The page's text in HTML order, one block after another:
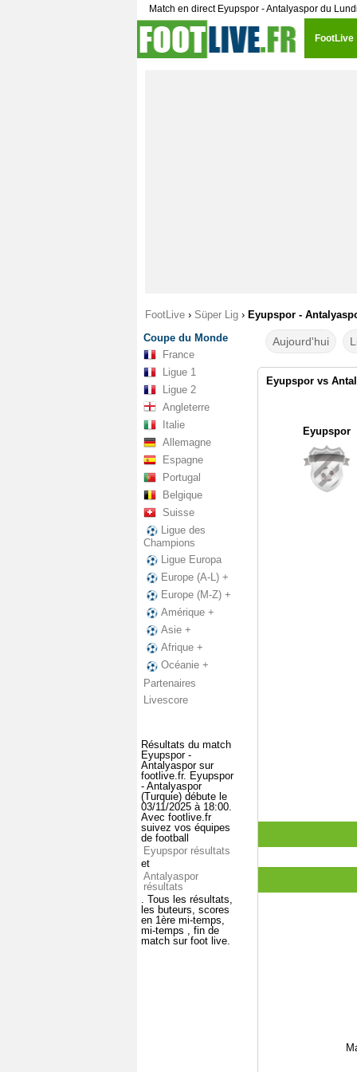
Match en direct Eyupspor - Antalyaspor du
FootLive
FootLive › Süper Lig › Eyupspor -
Coupe du Monde
France
Ligue 1
Ligue 2
Angleterre
Italie
Allemagne
Espagne
Portugal
Belgique
Suisse
Ligue des
Champions
Ligue Europa
Europe (A-L) +
Europe (M-Z) +
Amérique +
Asie +
Afrique +
Océanie +
Partenaires
Livescore
Résultats du match
Eyupspor -
Antalyaspor sur
footlive.fr. Eyupspor
- Antalyaspor
(Turquie) débute le
03/11/2025 à 18:00.
Avec footlive.fr
suivez vos équipes
de football
Eyupspor résultats
et
Antalyaspor
résultats
. Tous les résultats,
les buteurs, scores
en 1ère mi-temps,
mi-temps , fin de
match sur foot live.
Aujourd'hui
Eyupspor vs
Eyupspor